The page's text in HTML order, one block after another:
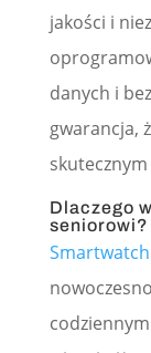
jakości i
danych i
gwarancja,
Dlaczego
seniorowi?